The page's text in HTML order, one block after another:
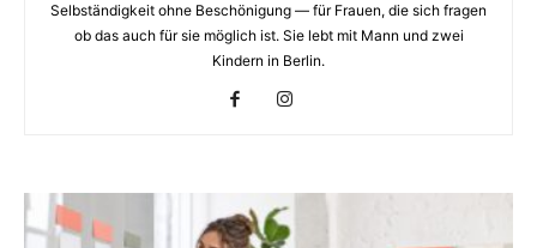
Selbständigkeit ohne Beschönigung — für Frauen, die sich fragen
ob das auch für sie möglich ist. Sie lebt mit Mann und zwei
Kindern in Berlin.